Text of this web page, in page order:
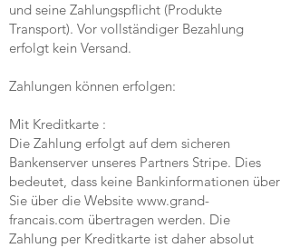
und seine Zahlungspflicht (Produkte
Transport). Vor vollständiger Bezahlung
erfolgt kein Versand.
Zahlungen können erfolgen:
Mit Kreditkarte :
Die Zahlung erfolgt auf dem sicheren
Bankenserver unseres Partners Stripe. Dies
bedeutet, dass keine Bankinformationen über
Sie über die Website www.grand-
francais.com übertragen werden. Die
Zahlung per Kreditkarte ist daher absolut